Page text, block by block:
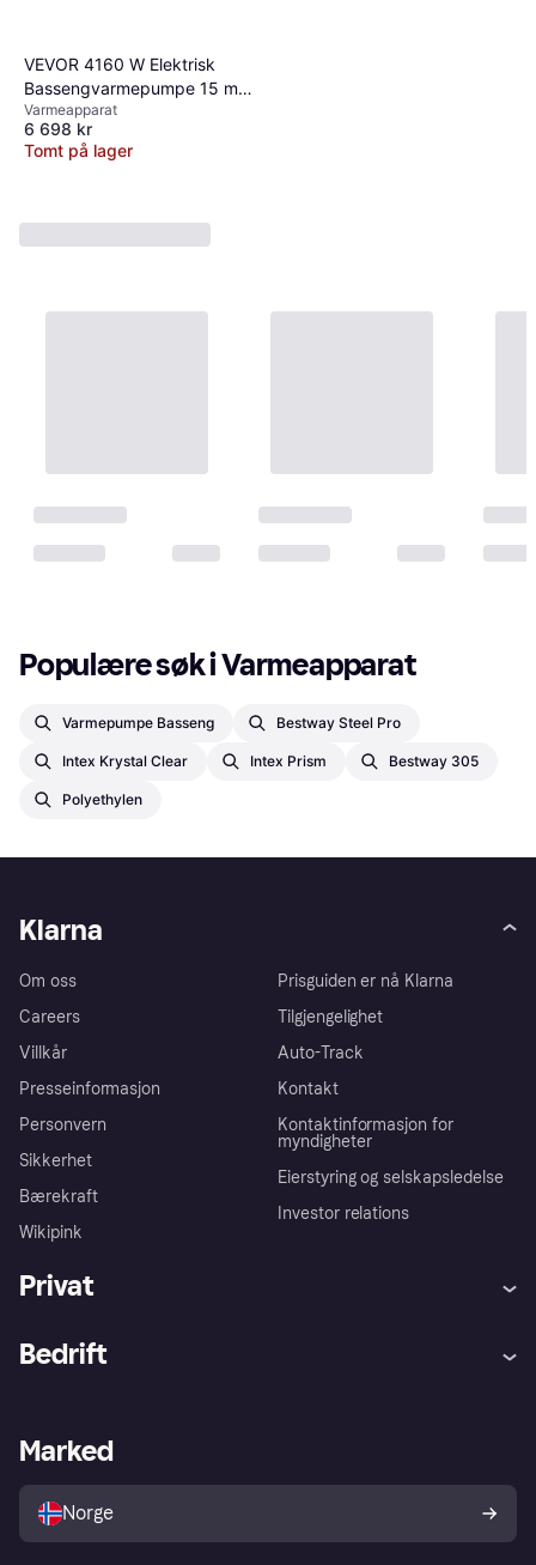
VEVOR 4160 W Elektrisk
Bassengvarmepumpe 15 m³
COP 5 14
Varmeapparat
6 698 kr
Tomt på lager
Populære søk i Varmeapparat
Varmepumpe Basseng Bestway Steel Pro
Intex Krystal Clear Intex Prism Bestway 305
Polyethylen
Klarna
Om oss
Careers
Villkår
Presseinformasjon
Personvern
Sikkerhet
Bærekraft
Wikipink
Prisguiden er nå Klarna
Tilgjengelighet
Auto-Track
Kontakt
Kontaktinformasjon for
myndigheter
Eierstyring og selskapsledelse
Investor relations
Privat
Utforsk butikker
Bedrift
Merchant portal
Marked
Norge